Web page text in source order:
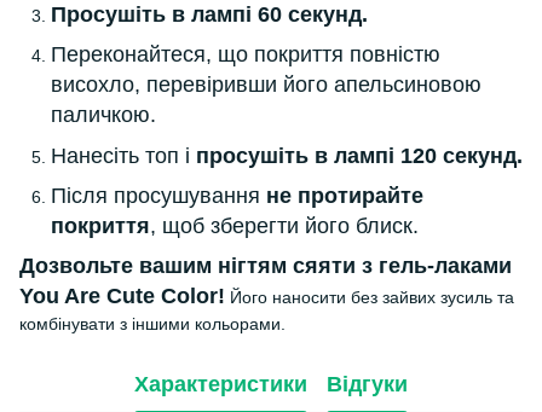
Просушіть в лампі 60 секунд.
Переконайтеся, що покриття повністю
висохло, перевіривши його апельсиновою
паличкою.
Нанесіть топ і просушіть в лампі 120 секунд.
Після просушування не протирайте
покриття, щоб зберегти його блиск.
Дозвольте вашим нігтям сяяти з гель-лаками
You Are Cute Color! Його наносити без зайвих зусиль та
комбінувати з іншими кольорами.
Характеристики Відгуки